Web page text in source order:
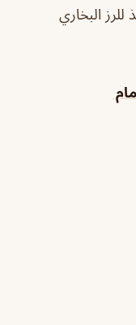
للرز البخاري